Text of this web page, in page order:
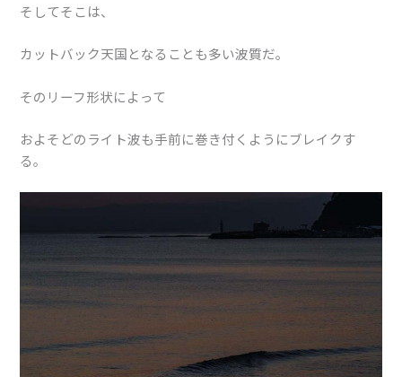
そしてそこは、
カットバック天国となることも多い波質だ。
そのリーフ形状によって
およそどのライト波も手前に巻き付くようにブレイクす
る。